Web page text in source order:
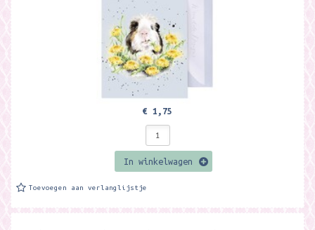
€ 1,75
In winkelwagen
Toevoegen aan verlanglijstje